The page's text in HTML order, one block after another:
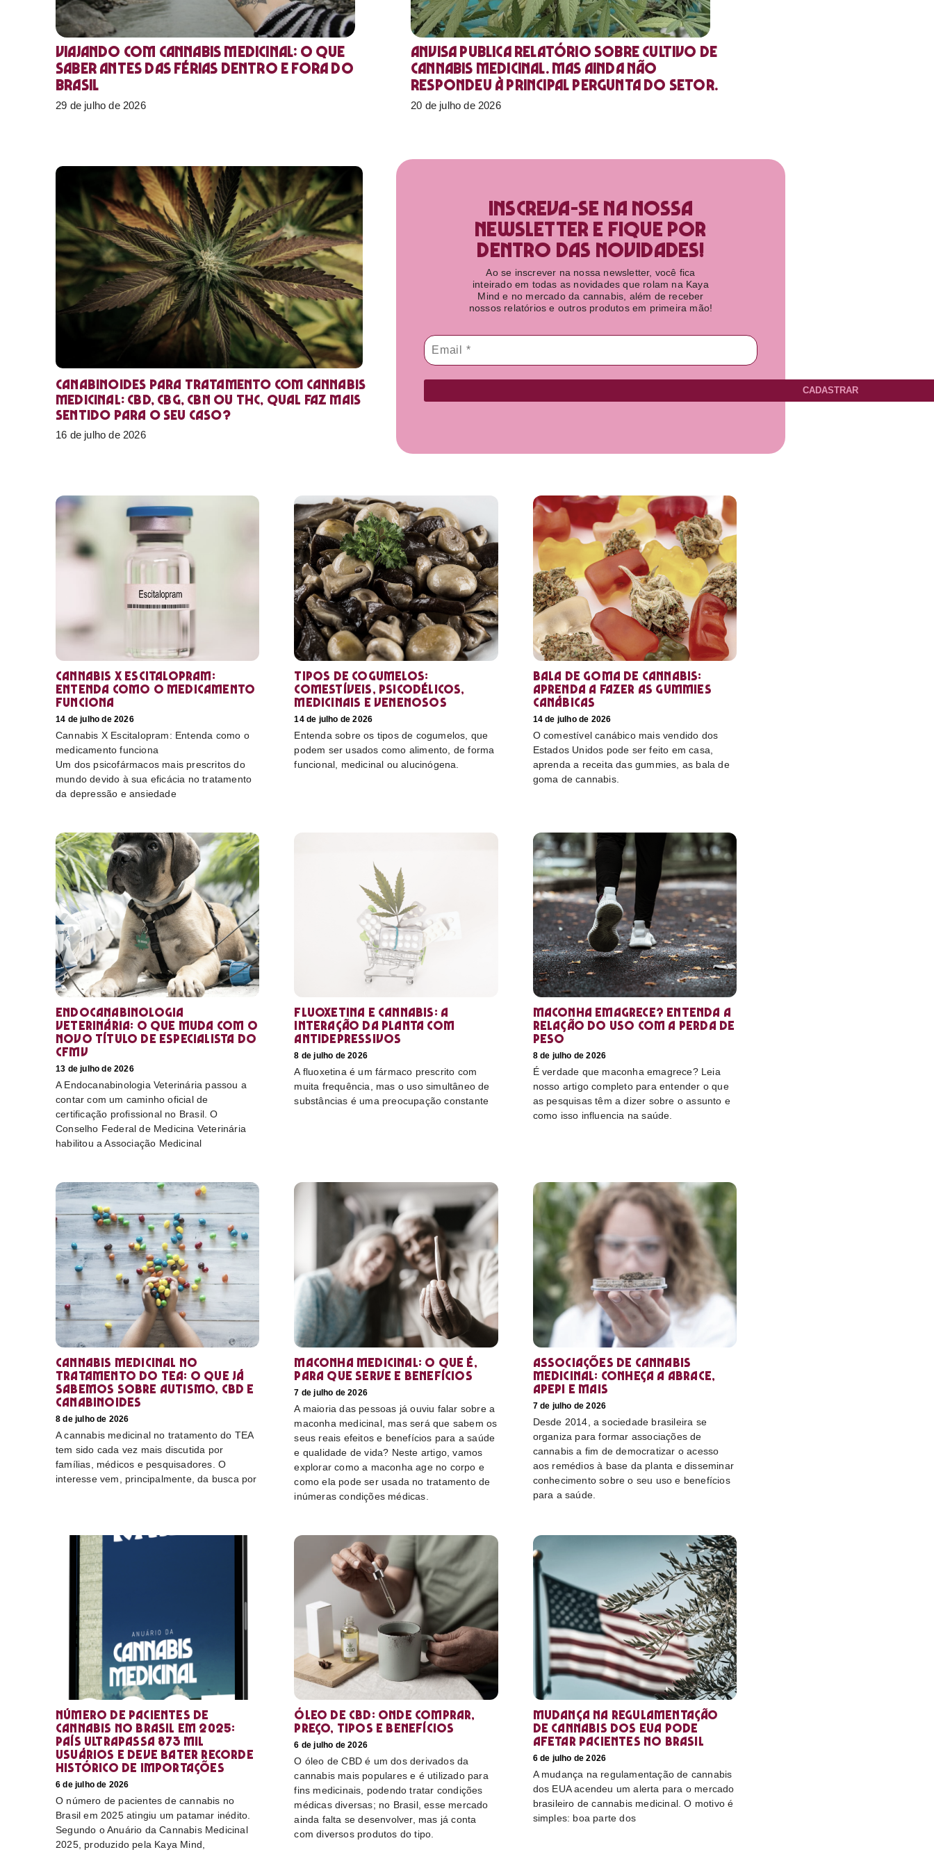
Viajando com cannabis medicinal: o que
saber antes das férias dentro e fora do
Brasil
29 de julho de 2026
Anvisa publica relatório sobre cultivo de
Cannabis medicinal. Mas ainda não
respondeu à principal pergunta do setor.
20 de julho de 2026
Canabinoides para tratamento com cannabis
medicinal: CBD, CBG, CBN ou THC, qual faz mais
sentido para o seu caso?
16 de julho de 2026
Inscreva-se na nossa
newsletter e fique por
dentro das novidades!​
Ao se inscrever na nossa newsletter, você fica
inteirado em todas as novidades que rolam na Kaya
Mind e no mercado da cannabis, além de receber
nossos relatórios e outros produtos em primeira mão!
CADASTRAR
Cannabis X Escitalopram:
Entenda como o medicamento
funciona
14 de julho de 2026
Cannabis X Escitalopram: Entenda como o
medicamento funciona
Um dos psicofármacos mais prescritos do
mundo devido à sua eficácia no tratamento
da depressão e ansiedade
Tipos de cogumelos:
comestíveis, psicodélicos,
medicinais e venenosos
14 de julho de 2026
Entenda sobre os tipos de cogumelos, que
podem ser usados como alimento, de forma
funcional, medicinal ou alucinógena.
Bala de goma de cannabis:
aprenda a fazer as gummies
canábicas
14 de julho de 2026
O comestível canábico mais vendido dos
Estados Unidos pode ser feito em casa,
aprenda a receita das gummies, as bala de
goma de cannabis.
Endocanabinologia
Veterinária: o que muda com o
novo título de especialista do
CFMV
13 de julho de 2026
A Endocanabinologia Veterinária passou a
contar com um caminho oficial de
certificação profissional no Brasil. O
Conselho Federal de Medicina Veterinária
habilitou a Associação Medicinal
Fluoxetina e Cannabis: a
interação da planta com
antidepressivos
8 de julho de 2026
A fluoxetina é um fármaco prescrito com
muita frequência, mas o uso simultâneo de
substâncias é uma preocupação constante
Maconha emagrece? Entenda a
relação do uso com a perda de
peso
8 de julho de 2026
É verdade que maconha emagrece? Leia
nosso artigo completo para entender o que
as pesquisas têm a dizer sobre o assunto e
como isso influencia na saúde.
Cannabis medicinal no
tratamento do TEA: o que já
sabemos sobre autismo, CBD e
canabinoides
8 de julho de 2026
A cannabis medicinal no tratamento do TEA
tem sido cada vez mais discutida por
famílias, médicos e pesquisadores. O
interesse vem, principalmente, da busca por
Maconha medicinal: O que é,
para que serve e benefícios
7 de julho de 2026
A maioria das pessoas já ouviu falar sobre a
maconha medicinal, mas será que sabem os
seus reais efeitos e benefícios para a saúde
e qualidade de vida? Neste artigo, vamos
explorar como a maconha age no corpo e
como ela pode ser usada no tratamento de
inúmeras condições médicas.
Associações de cannabis
medicinal: conheça a Abrace,
Apepi e mais
7 de julho de 2026
Desde 2014, a sociedade brasileira se
organiza para formar associações de
cannabis a fim de democratizar o acesso
aos remédios à base da planta e disseminar
conhecimento sobre o seu uso e benefícios
para a saúde.
Número de pacientes de
cannabis no Brasil em 2025:
país ultrapassa 873 mil
usuários e deve bater recorde
histórico de importações
6 de julho de 2026
O número de pacientes de cannabis no
Brasil em 2025 atingiu um patamar inédito.
Segundo o Anuário da Cannabis Medicinal
2025, produzido pela Kaya Mind,
Óleo de CBD: Onde comprar,
preço, tipos e benefícios
6 de julho de 2026
O óleo de CBD é um dos derivados da
cannabis mais populares e é utilizado para
fins medicinais, podendo tratar condições
médicas diversas; no Brasil, esse mercado
ainda falta se desenvolver, mas já conta
com diversos produtos do tipo.
Mudança na regulamentação
de cannabis dos EUA pode
afetar pacientes no Brasil
6 de julho de 2026
A mudança na regulamentação de cannabis
dos EUA acendeu um alerta para o mercado
brasileiro de cannabis medicinal. O motivo é
simples: boa parte dos